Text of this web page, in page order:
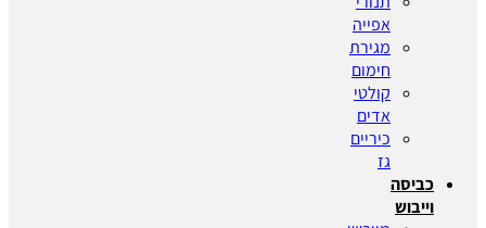
אפייה
מגירת
חימום
קולטי
אדים
כיריים
גז
כביסה
וייבוש